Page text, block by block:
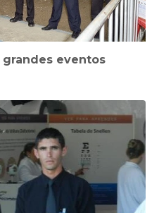
grandes eventos